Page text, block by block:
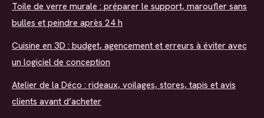
Toile de verre murale : préparer le support, maroufler sans
bulles et peindre après 24 h
Cuisine en 3D : budget, agencement et erreurs à éviter avec
un logiciel de conception
Atelier de la Déco : rideaux, voilages, stores, tapis et avis
clients avant d’acheter